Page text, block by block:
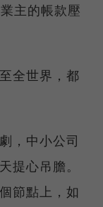
主的帳款壓
全世界，都
，中小公司
提心吊膽。
節點上，如